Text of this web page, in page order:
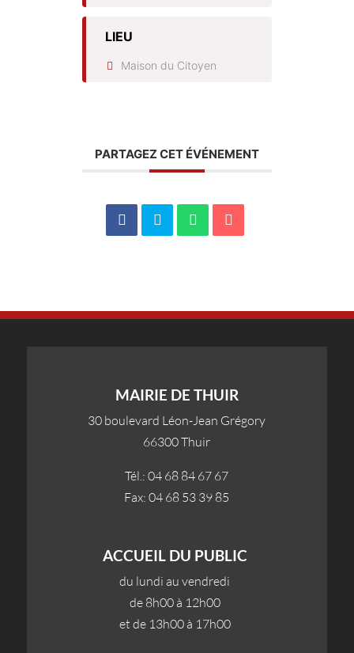
LIEU
Maison du Citoyen
PARTAGEZ CET ÉVÉNEMENT
MAIRIE DE THUIR
30 boulevard Léon-Jean Grégory
66300 Thuir
Tél.: 04 68 84 67 67
Fax: 04 68 53 39 85
ACCUEIL DU PUBLIC
du lundi au vendredi
de 8h00 à 12h00
et de 13h00 à 17h00